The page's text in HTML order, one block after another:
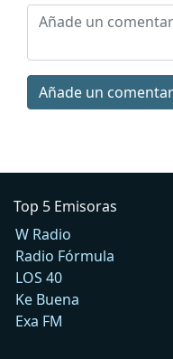
Añade un
Top 5 Emisoras
W Radio
Radio Fórmula
LOS 40
Ke Buena
Exa FM